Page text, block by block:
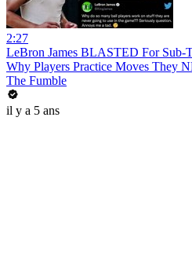
2:27
LeBron James BLASTED For Sub-
Why Players Practice Moves They
The Fumble
il y a 5 ans